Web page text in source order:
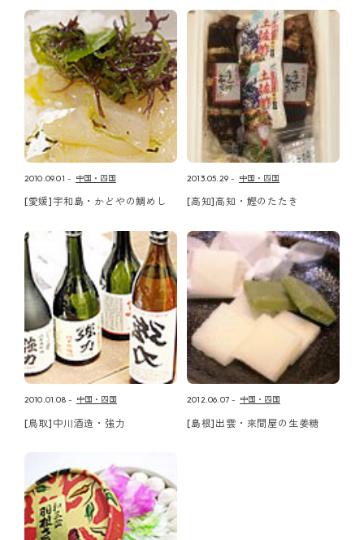
2010.09.01 中国・四国
[愛媛]宇和島・かどやの鯛めし
2013.05.29 中国・四国
[高知]高知・鰹のたたき
2010.01.08 中国・四国
[鳥取]中川酒造・強力
2012.06.07 中国・四国
[島根]出雲・來間屋の生姜糖